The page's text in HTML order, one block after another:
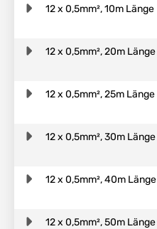
12 x 0,5mm², 10m Länge
12 x 0,5mm², 20m Länge
12 x 0,5mm², 25m Länge
12 x 0,5mm², 30m Länge
12 x 0,5mm², 40m Länge
12 x 0,5mm², 50m Länge